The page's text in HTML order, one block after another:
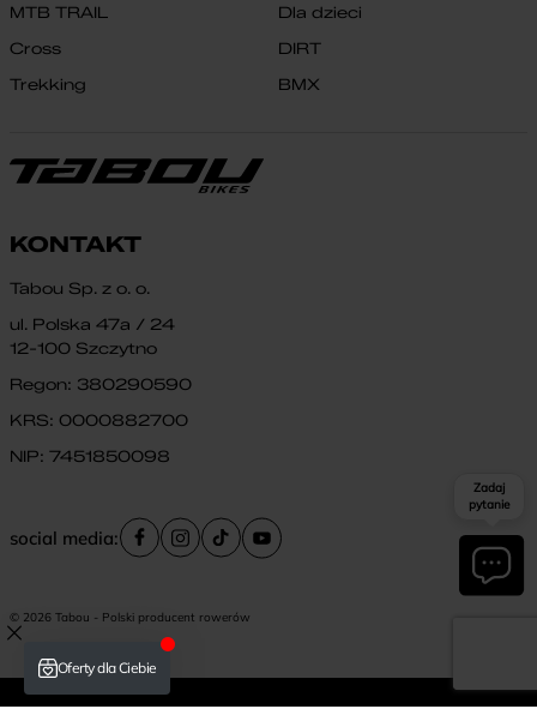
MTB TRAIL
Cross
Trekking
Dla dzieci
DIRT
BMX
KONTAKT
Tabou Sp. z o. o.
ul. Polska 47a / 24
12-100 Szczytno
Regon: 380290590
KRS: 0000882700
NIP: 7451850098
social media:
© 2026 Tabou - Polski producent rowerów
Zadaj
pytanie